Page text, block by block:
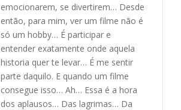
emocionarem, se divertirem… Desde
então, para mim, ver um filme não é
só um hobby… É participar e
entender exatamente onde aquela
historia quer te levar… É me sentir
parte daquilo. E quando um filme
consegue isso… Ah… Essa é a hora
dos aplausos… Das lagrimas… Da